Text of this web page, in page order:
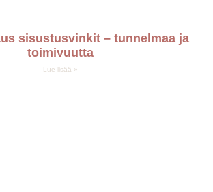
sisustusvinkit – tunnelmaa ja
toimivuutta
Lue lisää »